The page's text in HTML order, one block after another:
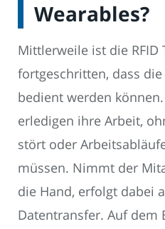
Wearables?
Mittlerweile ist die RFID
fortgeschritten, dass
bedient werden
erledigen ihre Arbeit,
stört oder
müssen. Nimmt der
die Hand, erfolgt dabei
Datentransfer. Auf dem